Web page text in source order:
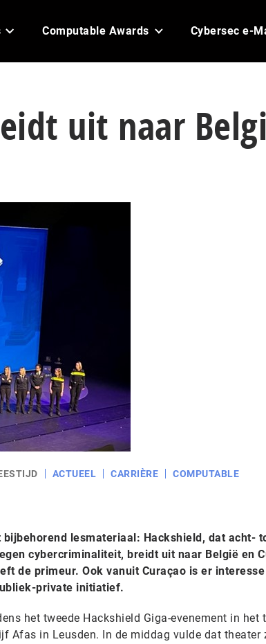
Computable Awards Cybersec e-
uit naar
ACTUEEL CARRIÈRE COMPUTABLE
lesmateriaal: Hackshield, dat acht-
cybercriminaliteit, breidt uit naar België en
de primeur. Ook vanuit Curaçao is er
private initiatief.
het tweede Hackshield Giga-evenement in het
Afas in Leusden. In de middag vulde dat theater